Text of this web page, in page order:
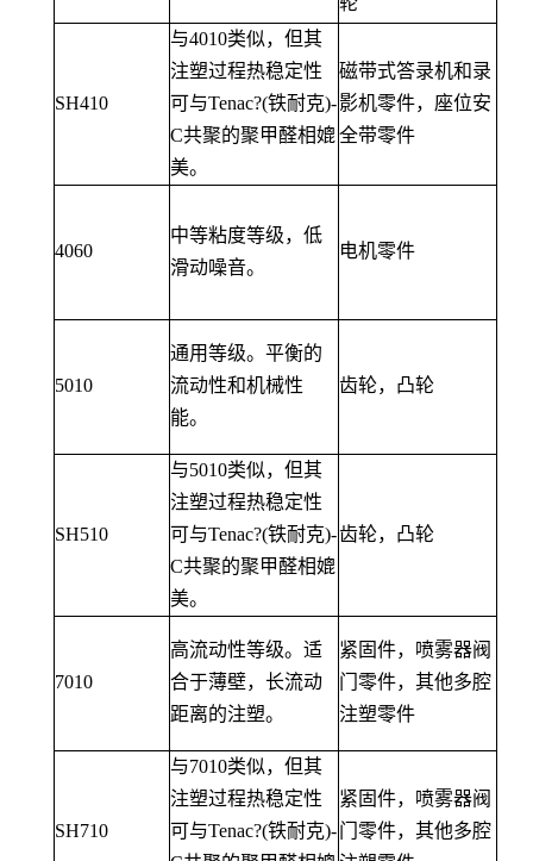
SH410
与4010类似，但其
注塑过程热稳定性
可与Tenac?(铁耐克)-
C共聚的聚甲醛相媲
美。
磁带式答录机和录
影机零件，座位安
全带零件
4060
中等粘度等级，低
滑动噪音。
电机零件
5010
通用等级。平衡的
流动性和机械性
能。
齿轮，凸轮
SH510
与5010类似，但其
注塑过程热稳定性
可与Tenac?(铁耐克)-
C共聚的聚甲醛相媲
美。
齿轮，凸轮
7010
高流动性等级。适
合于薄壁，长流动
距离的注塑。
紧固件，喷雾器阀
门零件，其他多腔
注塑零件
SH710
与7010类似，但其
注塑过程热稳定性
可与Tenac?(铁耐克)-
紧固件，喷雾器阀
门零件，其他多腔